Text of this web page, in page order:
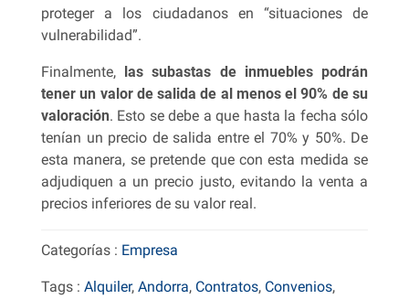
proteger a los ciudadanos en “situaciones de
vulnerabilidad”.
Finalmente, las subastas de inmuebles podrán
tener un valor de salida de al menos el 90% de su
valoración. Esto se debe a que hasta la fecha sólo
tenían un precio de salida entre el 70% y 50%. De
esta manera, se pretende que con esta medida se
adjudiquen a un precio justo, evitando la venta a
precios inferiores de su valor real.
Categorías : Empresa
Tags : Alquiler, Andorra, Contratos, Convenios,